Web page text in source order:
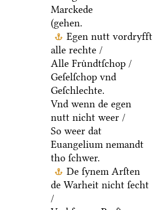
Marckede
(gehen.
Egen nutt vordryfft
alle rechte /
Alle Fruͤndtſchop /
Geſelſchop vnd
Geſchlechte.
Vnd wenn de egen
nutt nicht weer /
So weer dat
Euangelium nemandt
tho ſchwer.
De ſynem Arſten
de Warheit nicht ſecht
/